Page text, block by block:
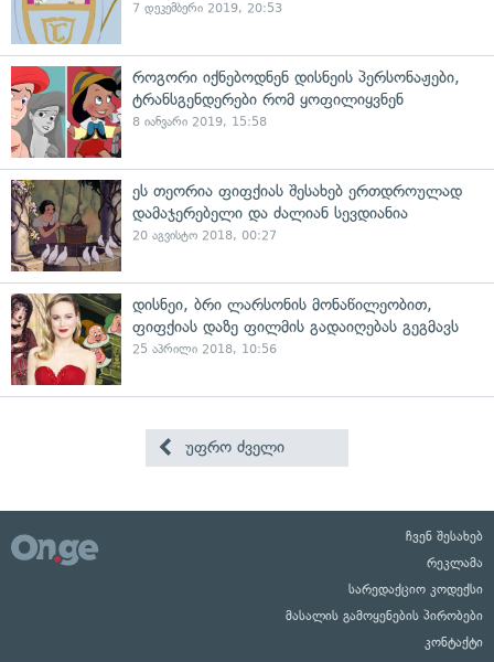
7 დეკემბერი 2019, 20:53
როგორი იქნებოდნენ დისნეის პერსონაჟები,
ტრანსგენდერები რომ ყოფილიყვნენ
8 იანვარი 2019, 15:58
ეს თეორია ფიფქიას შესახებ ერთდროულად
დამაჯერებელი და ძალიან სევდიანია
20 აგვისტო 2018, 00:27
დისნეი, ბრი ლარსონის მონაწილეობით,
ფიფქიას დაზე ფილმის გადაიღებას გეგმავს
25 აპრილი 2018, 10:56
უფრო ძველი
ჩვენ შესახებ
რეკლამა
სარედაქციო კოდექსი
მასალის გამოყენების პირობები
კონტაქტი